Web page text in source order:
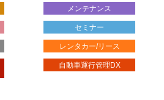
メンテナンス
セミナー
レンタカー/リース
自動車運行管理DX